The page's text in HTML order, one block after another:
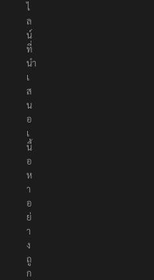
ไ
ล
น์
ที่
นำ
เ
ส
น
อ
เ
นื้
อ
ห
า
อ
ย่
า
ง
ถู
ก